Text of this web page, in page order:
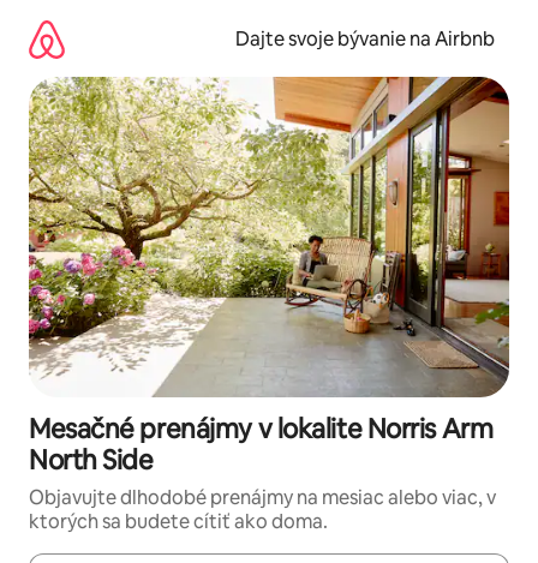
obsah.
Dajte svoje bývanie na Airbnb
Mesačné prenájmy v lokalite Norris Arm
North Side
Objavujte dlhodobé prenájmy na mesiac alebo viac, v
ktorých sa budete cítiť ako doma.